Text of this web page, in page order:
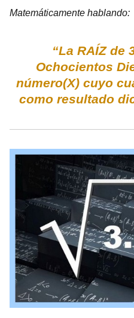
Matemáticamente hablando:
“La RAÍZ de
Ochocientos
número(X) cuyo
como resultado